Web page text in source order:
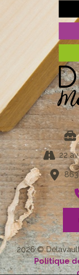
22
2026 ©
Politique